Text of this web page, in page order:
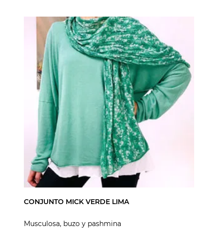
CONJUNTO MICK VERDE LIMA
Musculosa, buzo y pashmina